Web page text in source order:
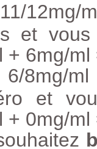
12mg/
et vous
+ 6mg/
8mg/
et
+ 0mg/